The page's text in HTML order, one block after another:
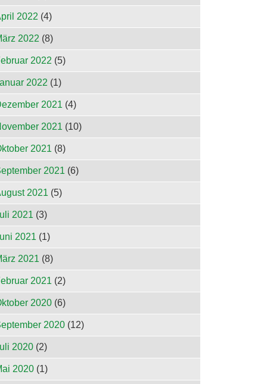
2022 (4)
2022 (8)
2022 (5)
2022 (1)
2021 (4)
2021 (10)
2021 (8)
2021 (6)
2021 (5)
2021 (3)
2021 (1)
2021 (8)
2021 (2)
2020 (6)
2020 (12)
2020 (2)
2020 (1)